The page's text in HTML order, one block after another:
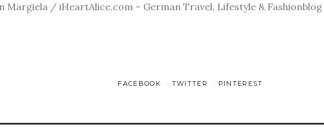
Margiela / iHeartAlice.com – German Travel, Lifestyle & Fashionblog
FACEBOOK TWITTER PINTEREST